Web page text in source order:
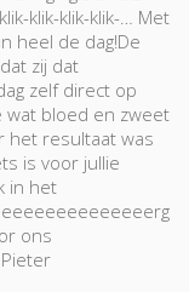
klik-klik-klik-… Met
heel de dag!De
zij dat
zelf direct op
wat bloed en zweet
het resultaat was
is voor jullie
in het
ons